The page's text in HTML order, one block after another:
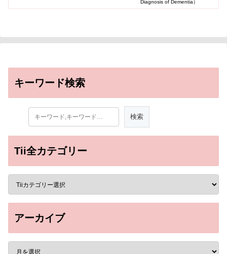
キーワード検索
Tii全カテゴリー
アーカイブ